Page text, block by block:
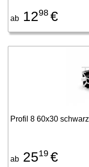
ab 1298 €
Profil 8 60x30 schwarz
ab 2519 €